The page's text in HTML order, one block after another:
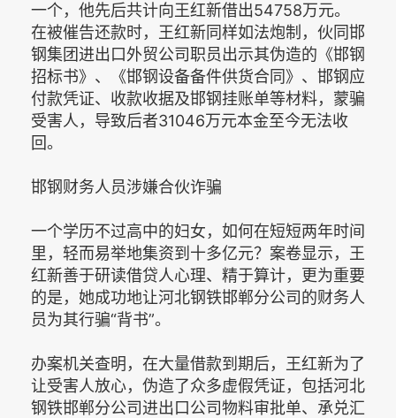
一个，他先后共计向王红新借出54758万元。
在被催告还款时，王红新同样如法炮制，伙同邯
钢集团进出口外贸公司职员出示其伪造的《邯钢
招标书》、《邯钢设备备件供货合同》、邯钢应
付款凭证、收款收据及邯钢挂账单等材料，蒙骗
受害人，导致后者31046万元本金至今无法收
回。
邯钢财务人员涉嫌合伙诈骗
一个学历不过高中的妇女，如何在短短两年时间
里，轻而易举地集资到十多亿元？案卷显示，王
红新善于研读借贷人心理、精于算计，更为重要
的是，她成功地让河北钢铁邯郸分公司的财务人
员为其行骗“背书”。
办案机关查明，在大量借款到期后，王红新为了
让受害人放心，伪造了众多虚假凭证，包括河北
钢铁邯郸分公司进出口公司物料审批单、承兑汇